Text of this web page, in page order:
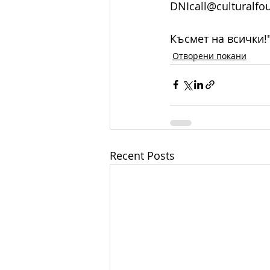
Късмет на всички!"
Отворени покани
Recent Posts